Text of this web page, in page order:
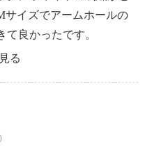
サイズでアームホールの
良かったです。
る